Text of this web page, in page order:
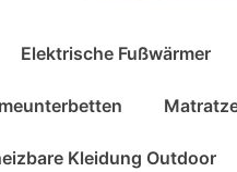
Elektrische Fußwärmer
Kleidung Outdoor